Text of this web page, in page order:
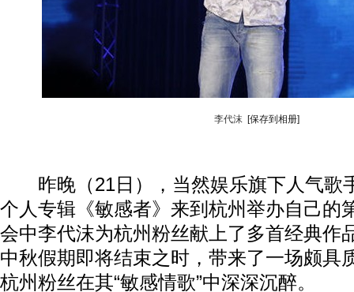
李代沫 [保存到相册]
昨晚（21日），当然娱乐旗下人气歌
个人专辑《敏感者》来到杭州举办自己的
会中李代沫为杭州粉丝献上了多首经典作
中秋假期即将结束之时，带来了一场颇具
杭州粉丝在其“敏感情歌”中深深沉醉。